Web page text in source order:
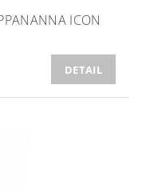
ICON
DETAIL